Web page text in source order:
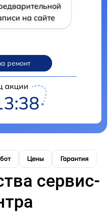
на сайте
ремонт
акции
Цены Гарантия
сервис-